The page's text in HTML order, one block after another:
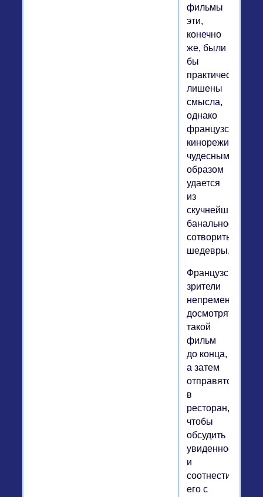
фильмы
эти,
конечно
же, были
бы
практически
лишены
смысла,
однако
французским
кинорежиссерам
чудесным
образом
удается
из
скучнейших
банальностей
сотворить
шедевры.
Французские
зрители
непременно
досмотрят
такой
фильм
до конца,
а затем
отправятся
в
ресторан,
чтобы
обсудить
увиденное
и
соотнести
его с